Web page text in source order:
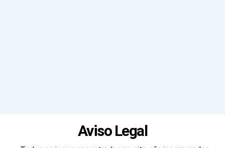
Aviso Legal